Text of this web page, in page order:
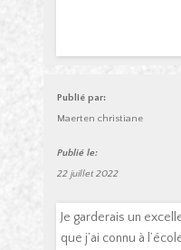
Publié par:
Maerten christiane
Publié le:
22 juillet 2022
Je garderais un
que j’ai connu à